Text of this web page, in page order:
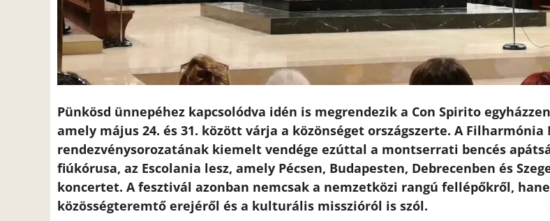
Pünkösd ünnepéhez kapcsolódva idén is megrendezik a Con Spirito
amely május 24. és 31. között várja a közönséget országszerte. A Filharmónia
rendezvénysorozatának kiemelt vendége ezúttal a montserrati bencés
fiúkórusa, az Escolania lesz, amely Pécsen, Budapesten, Debrecenben és
koncertet. A fesztivál azonban nemcsak a nemzetközi rangú fellépőkről,
közösségteremtő erejéről és a kulturális misszióról is szól.